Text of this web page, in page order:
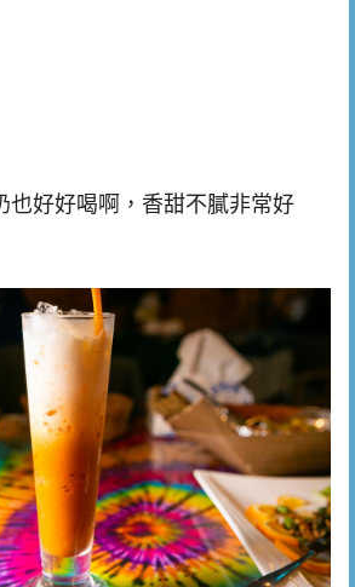
也好好喝啊，香甜不膩非常好